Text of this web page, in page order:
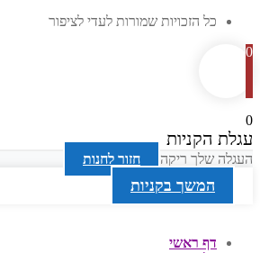
כל הזכויות שמורות לעדי לציפור
0
0
עגלת הקניות
העגלה שלך ריקה חזור לחנות
המשך בקניות
דף ראשי